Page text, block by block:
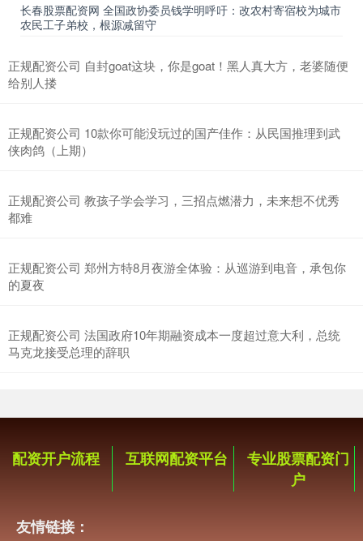
长春股票配资网 全国政协委员钱学明呼吁：改农村寄宿校为城市
农民工子弟校，根源减留守
正规配资公司 自封goat这块，你是goat！黑人真大方，老婆随便
给别人搂
正规配资公司 10款你可能没玩过的国产佳作：从民国推理到武
侠肉鸽（上期）
正规配资公司 教孩子学会学习，三招点燃潜力，未来想不优秀
都难
正规配资公司 郑州方特8月夜游全体验：从巡游到电音，承包你
的夏夜
正规配资公司 法国政府10年期融资成本一度超过意大利，总统
马克龙接受总理的辞职
配资开户流程 互联网配资平台
专业股票配资门
户
友情链接：